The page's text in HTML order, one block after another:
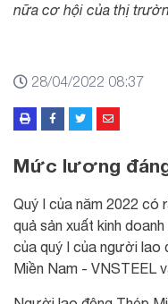
nữa cơ hội của thị
28/04/2022 08:37
Mức lương
Quý I của năm 2022 có
quả sản xuất kinh
của quý I của người lao
Miền Nam - VNSTEEL